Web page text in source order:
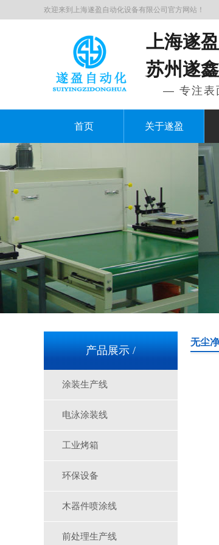
欢迎来到上海遂盈自动化设备有限公司官方网站！
上海遂
苏州遂
— 专注表
首页 关于遂盈
产品展示 /
涂装生产线
电泳涂装线
工业烤箱
环保设备
木器件喷涂线
前处理生产线
无尘